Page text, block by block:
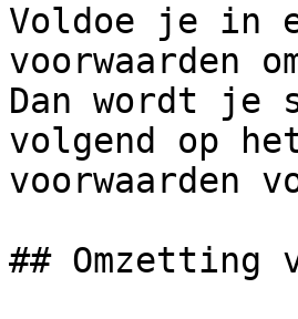
Voldoe je in
voorwaarden
Dan wordt je
volgend op
voorwaarden
## Omzetting